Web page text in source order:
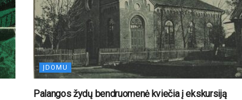
ĮDOMU
Palangos žydų bendruomenė kviečia į ekskursiją